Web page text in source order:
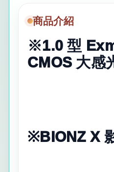
商品介紹
※1.0 型
CMOS 大感
※BIONZ X